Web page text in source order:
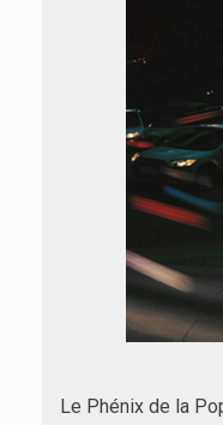
Le Phénix de la